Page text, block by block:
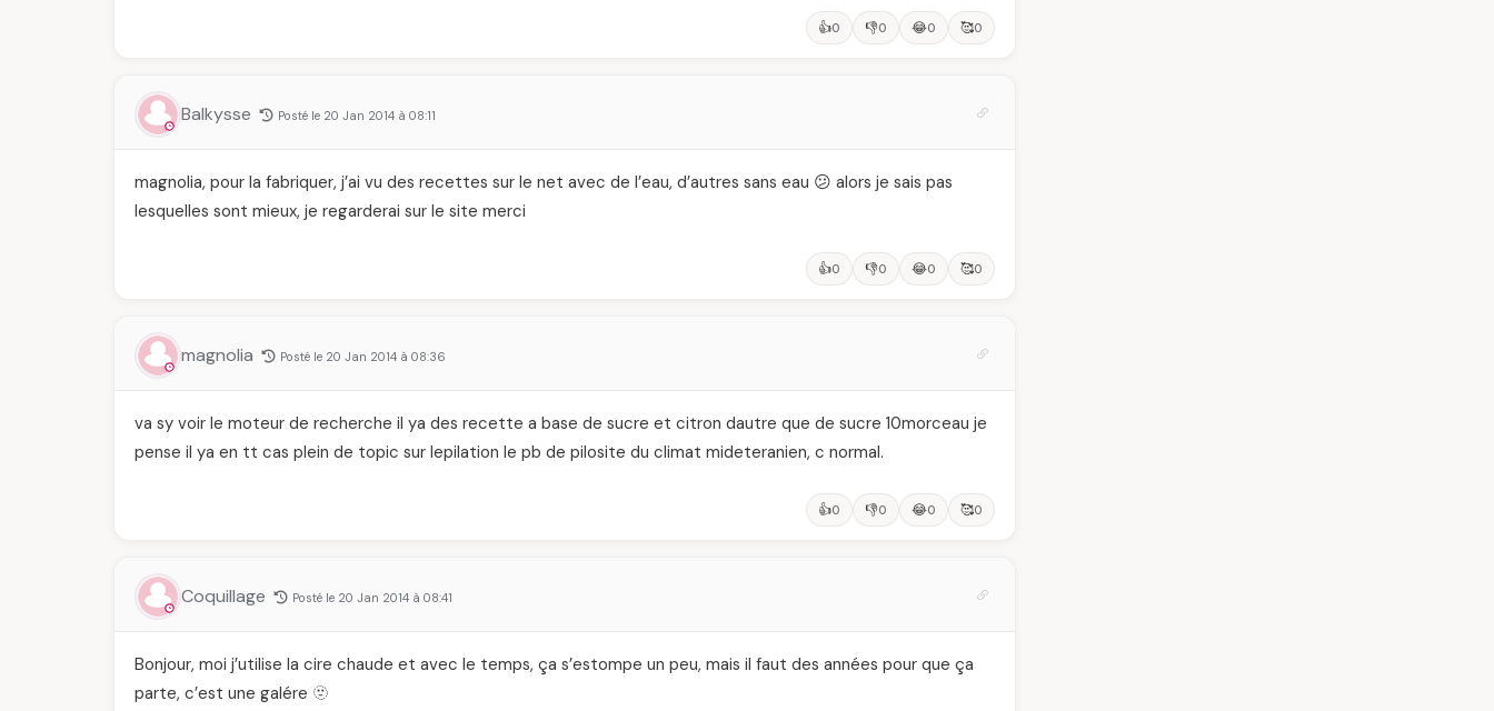
👍0 👎0 😂0 🥰0
Balkysse Posté le 20 Jan 2014 à 08:11
magnolia, pour la fabriquer, j’ai vu des recettes sur le net avec de l’eau, d’autres sans eau 😕 alors je sais pas
lesquelles sont mieux, je regarderai sur le site merci
👍0 👎0 😂0 🥰0
magnolia Posté le 20 Jan 2014 à 08:36
va sy voir le moteur de recherche il ya des recette a base de sucre et citron dautre que de sucre 10morceau je
pense il ya en tt cas plein de topic sur lepilation le pb de pilosite du climat mideteranien, c normal.
👍0 👎0 😂0 🥰0
Coquillage Posté le 20 Jan 2014 à 08:41
Bonjour, moi j’utilise la cire chaude et avec le temps, ça s’estompe un peu, mais il faut des années pour que ça
parte, c’est une galére 🫥